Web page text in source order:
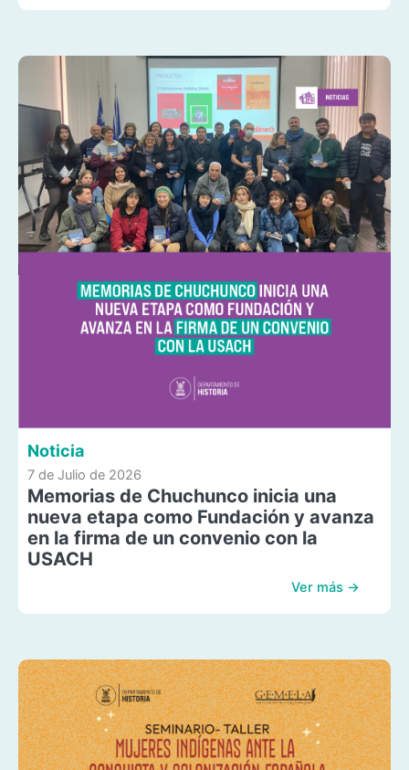
Noticia
7 de Julio de 2026
Memorias de Chuchunco inicia una
nueva etapa como Fundación y avanza
en la firma de un convenio con la
USACH
Ver más →